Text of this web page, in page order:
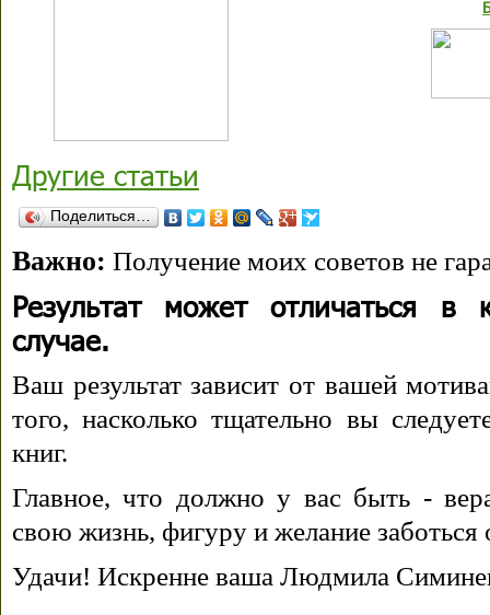
Другие статьи
Поделиться…
Важно: Получение моих советов не
Результат может отличаться в
случае.
Ваш результат зависит от вашей
того, насколько тщательно вы
книг.
Главное, что должно у вас быть -
свою жизнь, фигуру и желание заботься
Удачи! Искренне ваша Людмила